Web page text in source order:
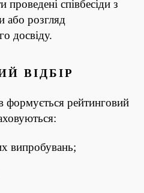
співбесіди з
або розгляд
досвіду.
ВІДБІР
формується рейтинговий
випробувань;